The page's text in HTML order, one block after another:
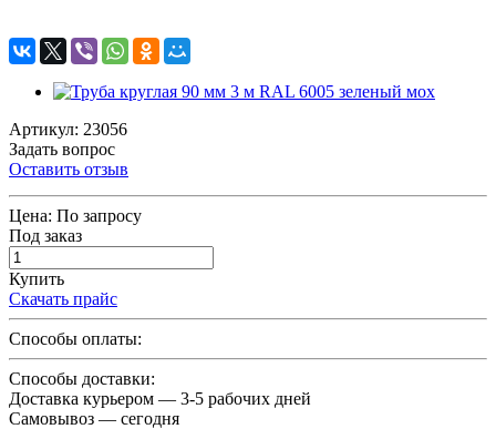
Артикул: 23056
Задать вопрос
Оставить отзыв
Цена: По запросу
Под заказ
Купить
Скачать прайс
Способы оплаты:
Способы доставки:
Доставка курьером — 3-5 рабочих дней
Самовывоз — сегодня